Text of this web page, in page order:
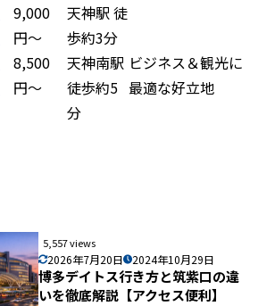
9,000
円〜
天神駅 徒
歩約3分
8,500
円〜
天神南駅
徒歩約5
分
ビジネス＆観光に
最適な好立地
5,557 views
2026年7月20日 2024年10月29日
博多デイトス行き方と筑紫口の違
いを徹底解説【アクセス便利】